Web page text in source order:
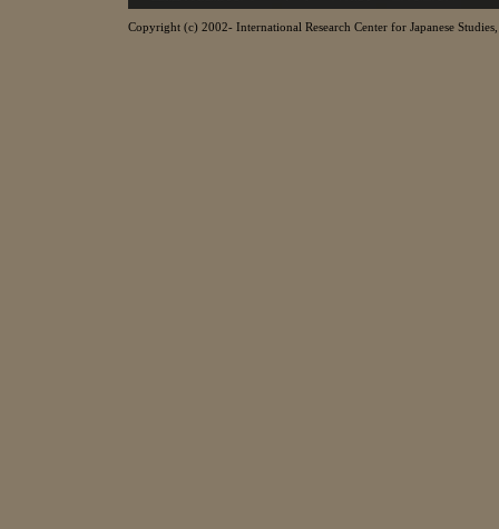
Copyright (c) 2002- International Research Center for Japanese